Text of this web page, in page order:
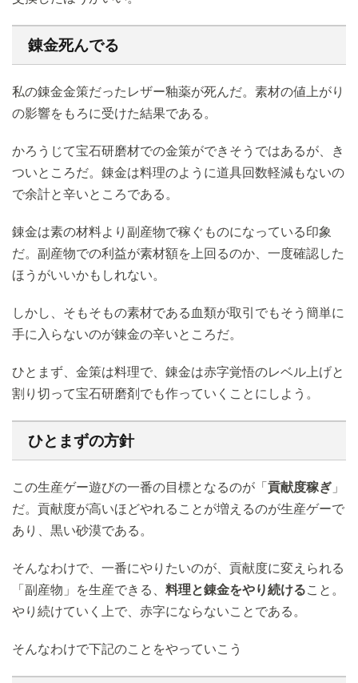
錬金死んでる
私の錬金金策だったレザー釉薬が死んだ。素材の値上がり
の影響をもろに受けた結果である。
かろうじて宝石研磨材での金策ができそうではあるが、き
ついところだ。錬金は料理のように道具回数軽減もないの
で余計と辛いところである。
錬金は素の材料より副産物で稼ぐものになっている印象
だ。副産物での利益が素材額を上回るのか、一度確認した
ほうがいいかもしれない。
しかし、そもそもの素材である血類が取引でもそう簡単に
手に入らないのが錬金の辛いところだ。
ひとまず、金策は料理で、錬金は赤字覚悟のレベル上げと
割り切って宝石研磨剤でも作っていくことにしよう。
ひとまずの方針
この生産ゲー遊びの一番の目標となるのが「 貢献度稼ぎ 」
だ。貢献度が高いほどやれることが増えるのが生産ゲーで
あり、黒い砂漠である。
そんなわけで、一番にやりたいのが、貢献度に変えられる
「副産物」を生産できる、 料理と錬金をやり続けること。
やり続けていく上で、赤字にならないことである。
そんなわけで下記のことをやっていこう